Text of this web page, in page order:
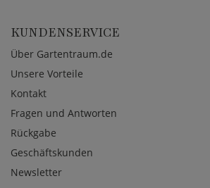
KUNDENSERVICE
Über Gartentraum.de
Unsere Vorteile
Kontakt
Fragen und Antworten
Rückgabe
Geschäftskunden
Newsletter